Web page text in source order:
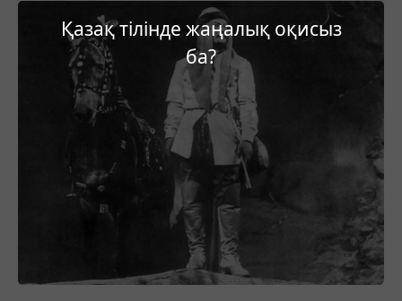
Қазақ тілінде жаңалық оқисыз
ба?